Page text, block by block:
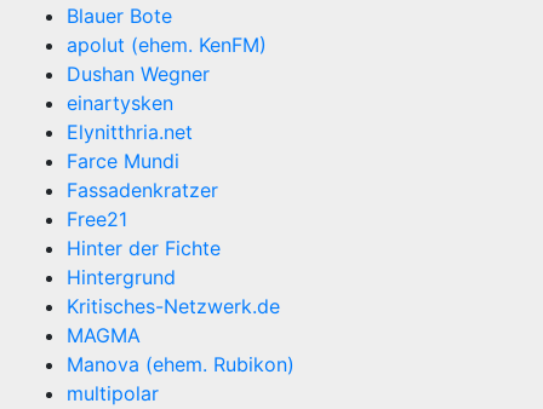
Blauer Bote
apolut (ehem. KenFM)
Dushan Wegner
einartysken
Elynitthria.net
Farce Mundi
Fassadenkratzer
Free21
Hinter der Fichte
Hintergrund
Kritisches-Netzwerk.de
MAGMA
Manova (ehem. Rubikon)
multipolar